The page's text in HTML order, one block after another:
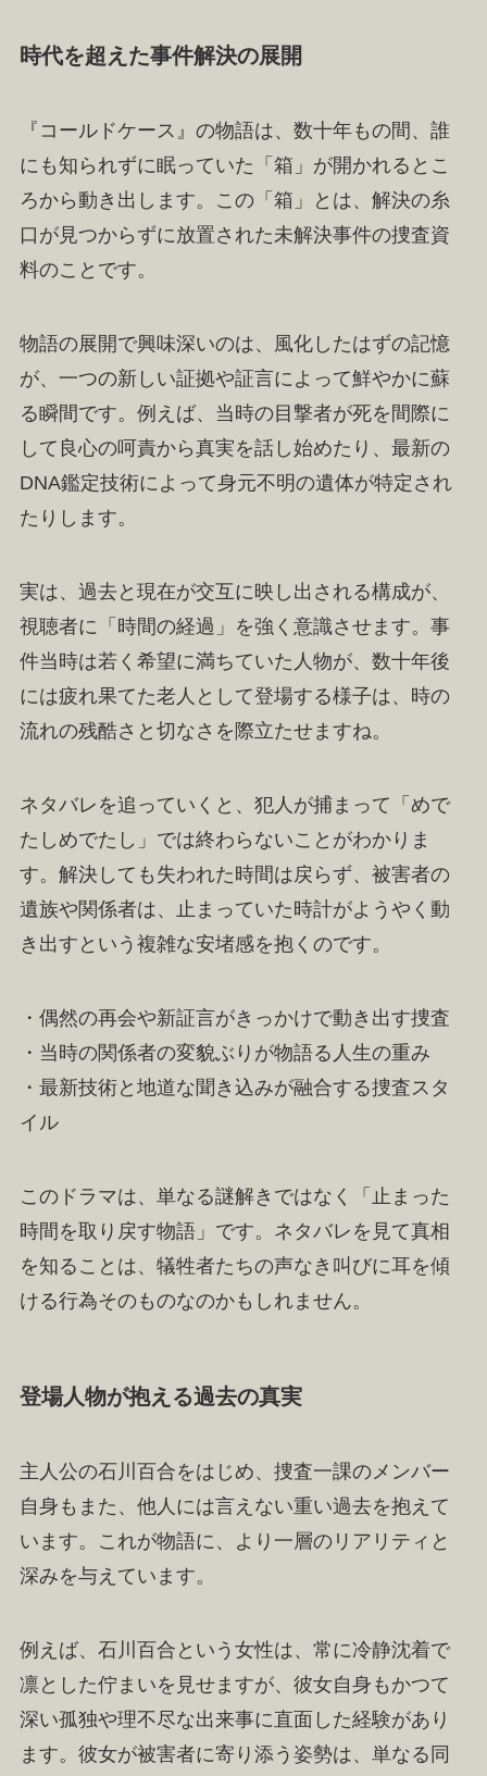
時代を超えた事件解決の展開
『コールドケース』の物語は、数十年もの間、誰
にも知られずに眠っていた「箱」が開かれるとこ
ろから動き出します。この「箱」とは、解決の糸
口が見つからずに放置された未解決事件の捜査資
料のことです。
物語の展開で興味深いのは、風化したはずの記憶
が、一つの新しい証拠や証言によって鮮やかに蘇
る瞬間です。例えば、当時の目撃者が死を間際に
して良心の呵責から真実を話し始めたり、最新の
DNA鑑定技術によって身元不明の遺体が特定され
たりします。
実は、過去と現在が交互に映し出される構成が、
視聴者に「時間の経過」を強く意識させます。事
件当時は若く希望に満ちていた人物が、数十年後
には疲れ果てた老人として登場する様子は、時の
流れの残酷さと切なさを際立たせますね。
ネタバレを追っていくと、犯人が捕まって「めで
たしめでたし」では終わらないことがわかりま
す。解決しても失われた時間は戻らず、被害者の
遺族や関係者は、止まっていた時計がようやく動
き出すという複雑な安堵感を抱くのです。
・偶然の再会や新証言がきっかけで動き出す捜査
・当時の関係者の変貌ぶりが物語る人生の重み
・最新技術と地道な聞き込みが融合する捜査スタ
イル
このドラマは、単なる謎解きではなく「止まった
時間を取り戻す物語」です。ネタバレを見て真相
を知ることは、犠牲者たちの声なき叫びに耳を傾
ける行為そのものなのかもしれません。
登場人物が抱える過去の真実
主人公の石川百合をはじめ、捜査一課のメンバー
自身もまた、他人には言えない重い過去を抱えて
います。これが物語に、より一層のリアリティと
深みを与えています。
例えば、石川百合という女性は、常に冷静沈着で
凛とした佇まいを見せますが、彼女自身もかつて
深い孤独や理不尽な出来事に直面した経験があり
ます。彼女が被害者に寄り添う姿勢は、単なる同